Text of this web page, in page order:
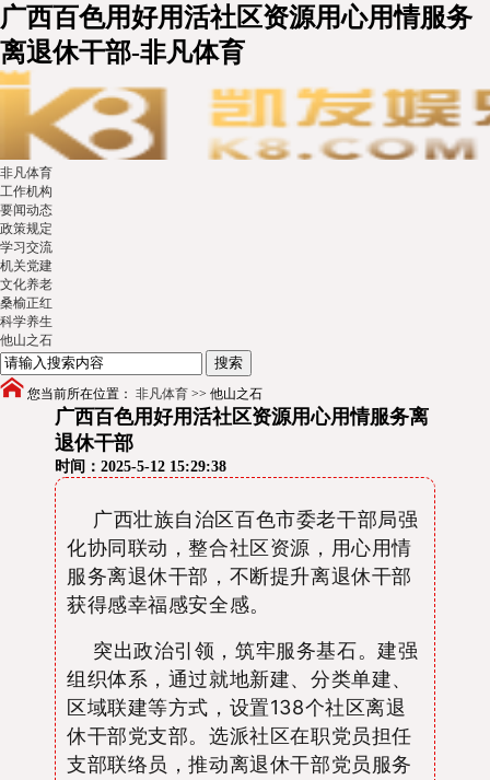
广西百色用好用活社区资源用心用情服务
离退休干部-非凡体育
非凡体育
工作机构
要闻动态
政策规定
学习交流
机关党建
文化养老
桑榆正红
科学养生
他山之石
您当前所在位置： 非凡体育 >> 他山之石
广西百色用好用活社区资源用心用情服务离
退休干部
时间：2025-5-12 15:29:38
广西壮族自治区百色市委老干部局强
化协同联动，整合社区资源，用心用情
服务离退休干部， 不断提升离退休干部
获得感幸福感安全感。
突出政治引领，筑牢服务基石。建强
组织体系， 通过就地新建、分类单建、
区域联建等方式，设置138个社区离退
休干部党支部。选派社区在职党员担任
支部联络员，推动离退休干部党员服务